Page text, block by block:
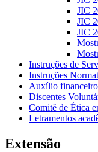
JIC
JIC
JIC
Instruções de
Instruções
Auxílio financeiro
Discentes
Comitê de Ética
Letramentos
Extensão